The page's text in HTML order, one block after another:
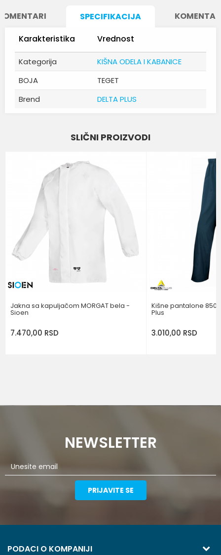
SPECIFIKACIJA
Karakteristika
Vrednost
Kategorija
KIŠNA ODELA I KABANICE
BOJA
TEGET
Brend
DELTA PLUS
SLIČNI PROIZVODI
Jakna sa kapuljačom MORGAT bela -
Sioen
7.470,00 RSD
Kišne pantalone
Plus
3.010,00 RSD
NEWSLETTER
PRIJAVITE SE
PODACI O KOMPANIJI